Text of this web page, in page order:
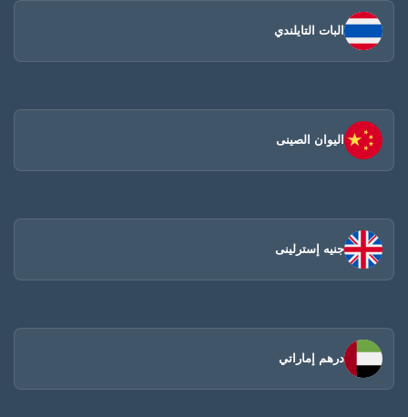
البات التايلندي
اليوان الصينى​
جنيه إسترلينى
درهم إماراتي